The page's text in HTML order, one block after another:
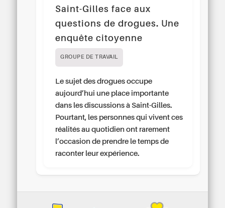
Saint-Gilles face aux
questions de drogues. Une
enquête citoyenne
GROUPE DE TRAVAIL
Le sujet des drogues occupe
aujourd’hui une place importante
dans les discussions à Saint-Gilles.
Pourtant, les personnes qui vivent ces
réalités au quotidien ont rarement
l’occasion de prendre le temps de
raconter leur expérience.